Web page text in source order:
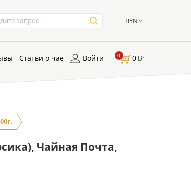
BYN
Статьи о чае Войти 0 0 Br
Чайная Почта,